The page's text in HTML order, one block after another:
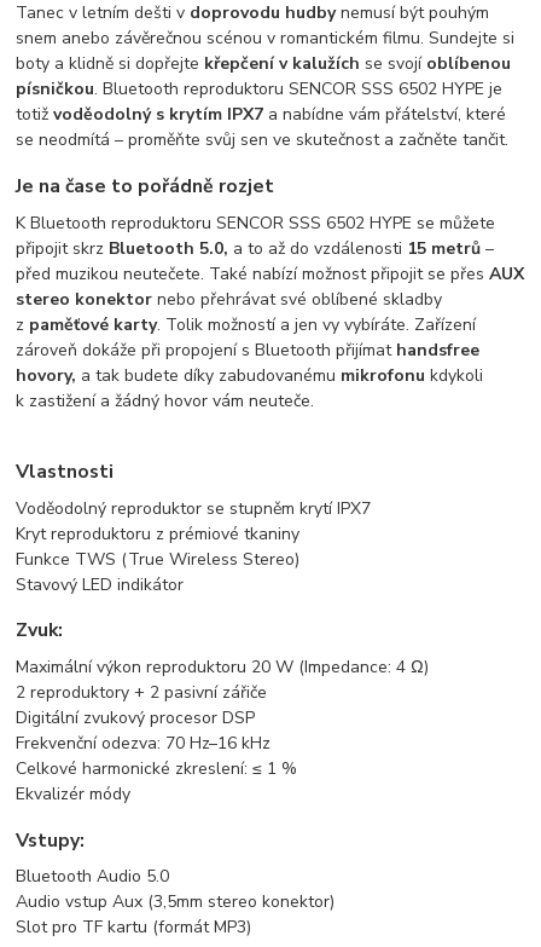
Tanec v letním dešti v doprovodu hudbynemusí být pouhým
snem anebo závěrečnou scénou v romantickém filmu. Sundejte si
boty a klidně si dopřejte křepčení v kalužích se svojí oblíbenou
písničkou. Bluetooth reproduktoru SENCOR SSS 6502 HYPE je
totižvoděodolný s krytím IPX7 a nabídne vám přátelství, které
se neodmítá – proměňte svůj sen ve skutečnost a začněte tančit.
Je na čase to pořádně rozjet
K Bluetooth reproduktoru SENCOR SSS 6502 HYPE se můžete
připojit skrz Bluetooth 5.0, a to až do vzdálenosti 15 metrů –
před muzikou neutečete. Také nabízí možnost připojit se přesAUX
stereo konektor nebo přehrávat své oblíbené skladby
z paměťové karty. Tolik možností a jen vy vybíráte. Zařízení
zároveň dokáže při propojení s Bluetooth přijímat handsfree
hovory, a tak budete díky zabudovanému mikrofonu kdykoli
k zastižení a žádný hovor vám neuteče.
Vlastnosti
Voděodolný reproduktor se stupněm krytí IPX7
Kryt reproduktoru z prémiové tkaniny
Funkce TWS (True Wireless Stereo)
Stavový LED indikátor
Zvuk:
Maximální výkon reproduktoru 20 W (Impedance: 4 Ω)
2 reproduktory + 2 pasivní zářiče
Digitální zvukový procesor DSP
Frekvenční odezva: 70 Hz–16 kHz
Celkové harmonické zkreslení: ≤ 1 %
Ekvalizér módy
Vstupy:
Bluetooth Audio 5.0
Audio vstup Aux (3,5mm stereo konektor)
Slot pro TF kartu (formát MP3)